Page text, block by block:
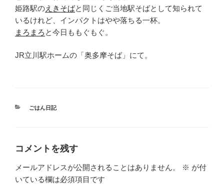
姫路駅のえきそばと同じくご当地駅そばとして知られて
いるけれど、インパクトはやや落ちる一杯。
まろまろ と今日ももぐもぐ。
JR立川駅ホームの「奥多摩そば」にて。
カ
ごはん日記
コメントを残す
メールアドレスが公開されることはありません。 ※ が付
いている欄は必須項目です